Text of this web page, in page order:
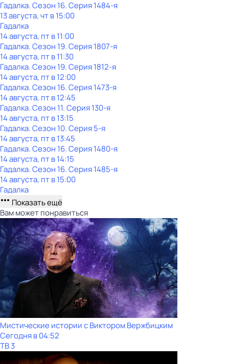
Гадалка. Сезон 16. Серия 1484-я
13 августа, чт в 15:00
Гадалка
14 августа, пт в 11:00
Гадалка. Сезон 19. Серия 1807-я
14 августа, пт в 11:30
Гадалка. Сезон 19. Серия 1812-я
14 августа, пт в 12:00
Гадалка. Сезон 16. Серия 1473-я
14 августа, пт в 12:45
Гадалка. Сезон 11. Серия 130-я
14 августа, пт в 13:15
Гадалка. Сезон 10. Серия 5-я
14 августа, пт в 13:45
Гадалка. Сезон 16. Серия 1480-я
14 августа, пт в 14:15
Гадалка. Сезон 16. Серия 1485-я
14 августа, пт в 15:00
Гадалка
Показать ещё
Вам может понравиться
Мистические истории с Виктoром Bержбицким
Сегодня в 04:52
ТВ 3